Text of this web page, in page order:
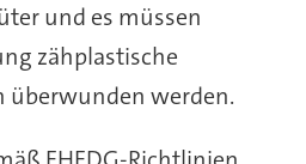
und es müssen
zähplastische
überwunden werden.